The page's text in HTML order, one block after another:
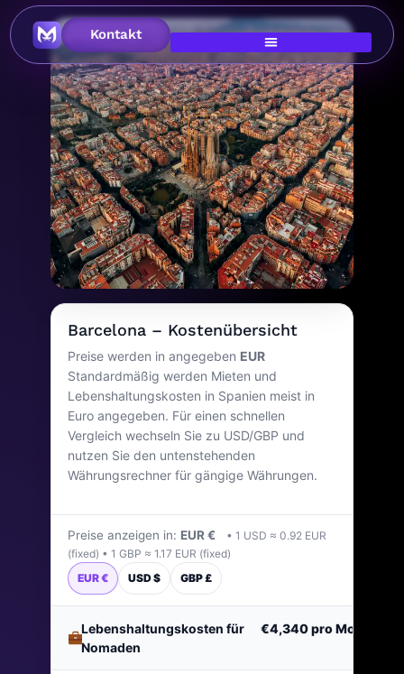
Kontakt
Heldenbild
Lebenshaltungskosten
in Barcelona
Spanien
Zuletzt aktualisiert: April 2026
Barcelona – Kostenübersicht
Preise werden in angegeben EUR
Standardmäßig werden Mieten und
Lebenshaltungskosten in Spanien meist in
Euro angegeben. Für einen schnellen
Vergleich wechseln Sie zu USD/GBP und
nutzen Sie den untenstehenden
Währungsrechner für gängige Währungen.
Preise anzeigen in: EUR €
• 1 USD ≈ 0.92 EUR
(fixed) • 1 GBP ≈ 1.17 EUR (fixed)
EUR €
USD $ GBP £
Lebenshaltungskosten für
Nomaden
€4,340pro Monat